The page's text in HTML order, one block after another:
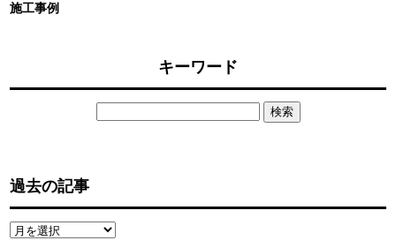
施工事例
キーワード
過去の記事
過